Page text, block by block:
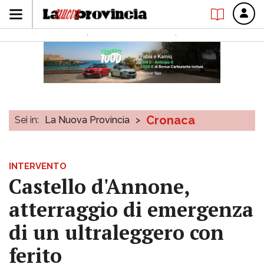
Sei in: La Nuova Provincia > Cronaca
INTERVENTO
Castello d'Annone,
atterraggio di emergenza
di un ultraleggero con
ferito